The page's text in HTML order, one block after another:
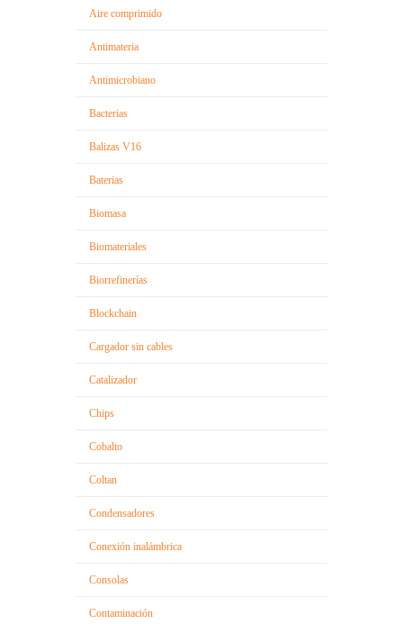
Aire comprimido
Antimateria
Antimicrobiano
Bacterias
Balizas V16
Baterias
Biomasa
Biomateriales
Biorrefinerías
Blockchain
Cargador sin cables
Catalizador
Chips
Cobalto
Coltan
Condensadores
Conexión inalámbrica
Consolas
Contaminación